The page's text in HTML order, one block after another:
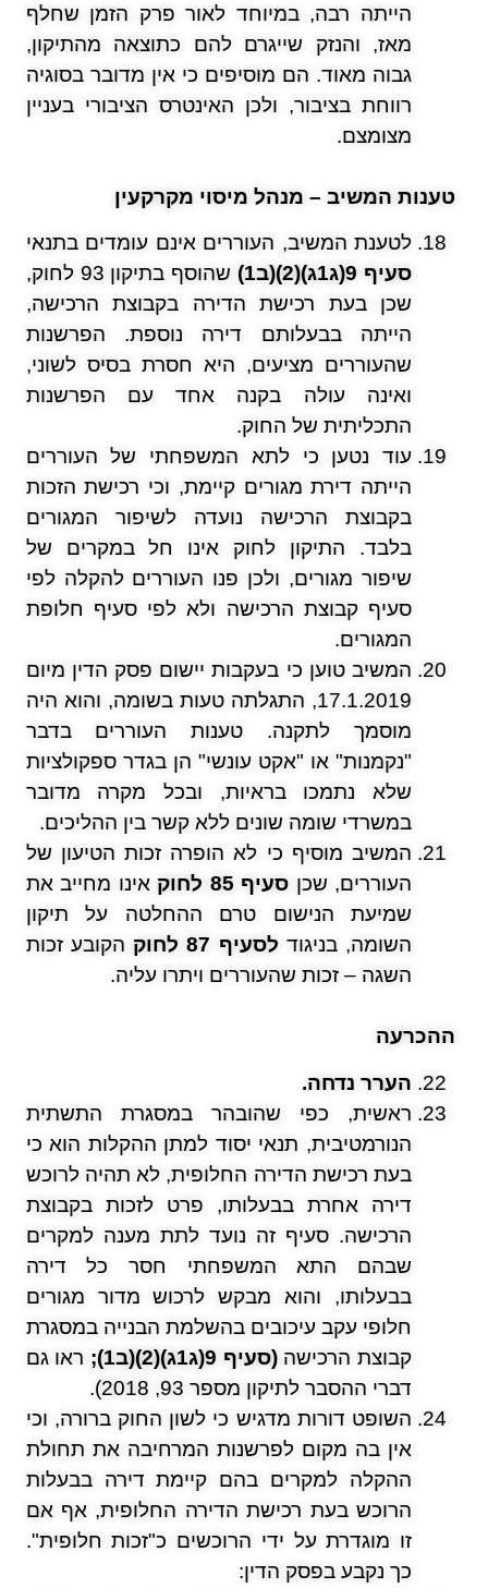
הייתה רבה, במיוחד לאור פרק הזמן שחלף
מאז, והנזק שייגרם להם כתוצאה מהתיקון,
גבוה מאוד. הם מוסיפים כי אין מדובר בסוגיה
רווחת בציבור, ולכן האינטרס הציבורי בעניין
מצומצם.
טענות המשיב – מנהל מיסוי מקרקעין
לטענת המשיב, העוררים אינם עומדים בתנאי
סעיף 9(ג1ג)(2)(ב1)
שהוסף בתיקון 93 לחוק,
שכן בעת רכישת הדירה בקבוצת הרכישה,
הייתה בבעלותם דירה נוספת. הפרשנות
שהעוררים מציעים, היא חסרת בסיס לשוני,
ואינה עולה בקנה אחד עם הפרשנות
התכליתית של החוק.
עוד נטען כי לתא המשפחתי של העוררים
הייתה דירת מגורים קיימת, וכי רכישת הזכות
בקבוצת הרכישה נועדה לשיפור המגורים
בלבד. התיקון לחוק אינו חל במקרים של
שיפור מגורים, ולכן פנו העוררים להקלה לפי
סעיף קבוצת הרכישה ולא לפי סעיף חלופת
המגורים.
המשיב טוען כי בעקבות יישום פסק הדין מיום
17.1.2019, התגלתה טעות בשומה, והוא היה
מוסמך לתקנה. טענות העוררים בדבר
"נקמנות" או "אקט עונשי" הן בגדר ספקולציות
שלא נתמכו בראיות, ובכל מקרה מדובר
במשרדי שומה שונים ללא קשר בין ההליכים.
המשיב מוסיף כי לא הופרה זכות הטיעון של
העוררים, שכן סעיף 85 לחוק
אינו מחייב את
שמיעת הנישום טרם ההחלטה על תיקון
השומה, בניגוד לסעיף 87 לחוק
הקובע זכות
השגה – זכות שהעוררים ויתרו עליה.
ההכרעה
הערר נדחה.
ראשית, כפי שהובהר במסגרת התשתית
הנורמטיבית, תנאי יסוד למתן ההקלות הוא כי
בעת רכישת הדירה החלופית, לא תהיה לרוכש
דירה אחרת בבעלותו, פרט לזכות בקבוצת
הרכישה. סעיף זה נועד לתת מענה למקרים
שבהם התא המשפחתי חסר כל דירה
בבעלותו, והוא מבקש לרכוש מדור מגורים
חלופי עקב עיכובים בהשלמת הבנייה במסגרת
קבוצת הרכישה(סעיף 9(ג1ג)(2)(ב1);
ראו גם
דברי ההסבר לתיקון מספר 93, 2018).
השופט דורות מדגיש כי לשון החוק ברורה, וכי
אין בה מקום לפרשנות המרחיבה את תחולת
ההקלה למקרים בהם קיימת דירה בבעלות
הרוכש בעת רכישת הדירה החלופית, אף אם
זו מוגדרת על ידי הרוכשים כ"זכות חלופית".
כך נקבע בפסק הדין: